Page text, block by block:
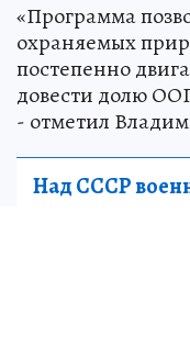
«Программа
охраняемых
постепенно
довести долю
- отметил
Над СССР
пришельцев: